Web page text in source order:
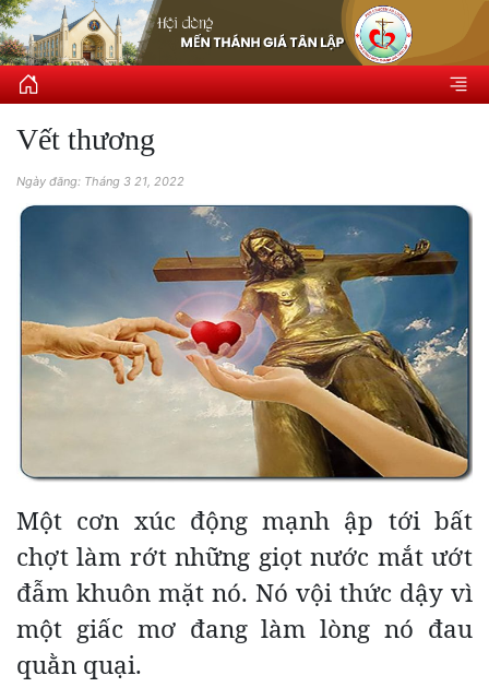
Vết thương
Ngày đăng: Tháng 3 21, 2022
Một cơn xúc động mạnh ập tới bất
chợt làm rớt những giọt nước mắt ướt
đẫm khuôn mặt nó. Nó vội thức dậy vì
một giấc mơ đang làm lòng nó đau
quằn quại.